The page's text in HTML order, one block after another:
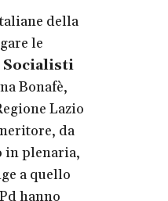
della
le
Socialisti
Bonafè,
Lazio
da
in plenaria,
a quello
hanno